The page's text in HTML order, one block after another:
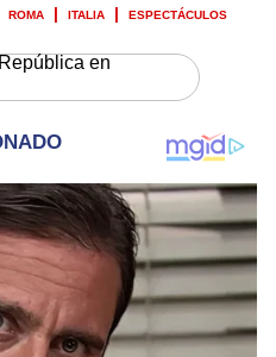
ROMA ITALIA ESPECTÁCULOS
en